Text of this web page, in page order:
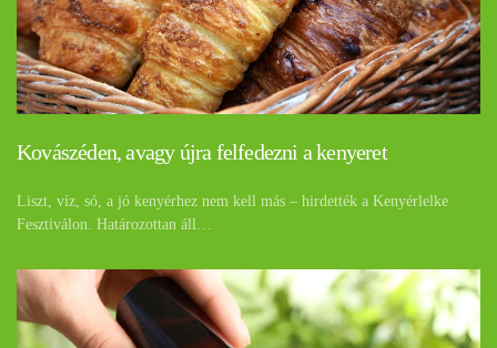
Kovászéden, avagy újra felfedezni a kenyeret
Liszt, víz, só, a jó kenyérhez nem kell más – hirdették a Kenyérlelke
Fesztiválon. Határozottan áll…